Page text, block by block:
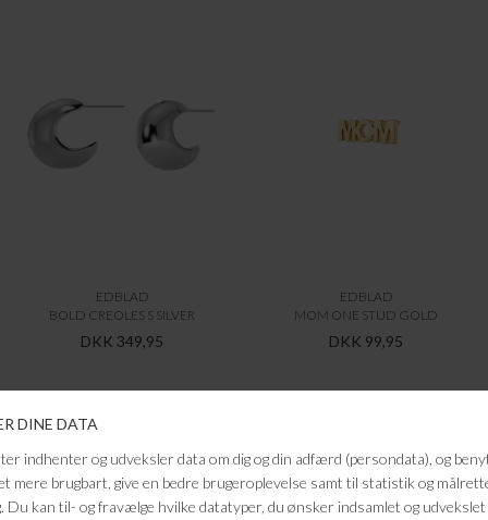
EDBLAD
BOLD CREOLES S SILVER
DKK 349,95
EDBLAD
MOM ONE STUD GOLD
DKK 99,95